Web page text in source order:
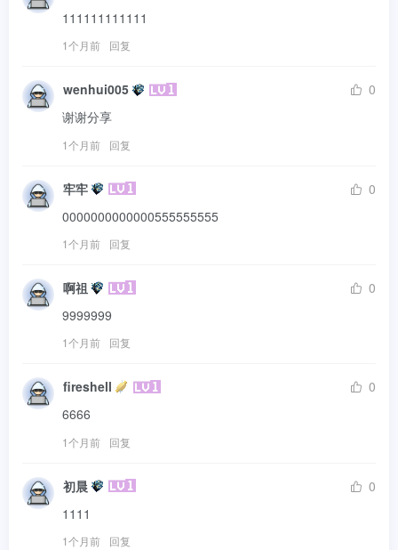
111111111111
1个月前 回复
wenhui005
0
谢谢分享
1个月前 回复
牢牢
0
0000000000000555555555
1个月前 回复
啊祖
0
9999999
1个月前 回复
fireshell
0
6666
1个月前 回复
初晨
0
1111
1个月前 回复